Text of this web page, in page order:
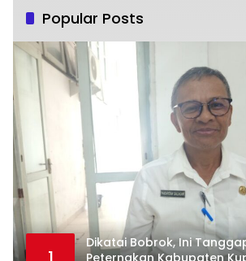
Popular Posts
Dikatai Bobrok, Ini